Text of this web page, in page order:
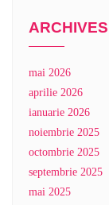
ARCHIVES
mai 2026
aprilie 2026
ianuarie 2026
noiembrie 2025
octombrie 2025
septembrie 2025
mai 2025